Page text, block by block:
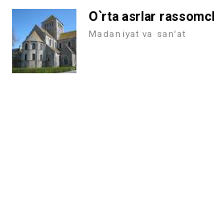
O`rta asrlar
Madaniyat va san'at